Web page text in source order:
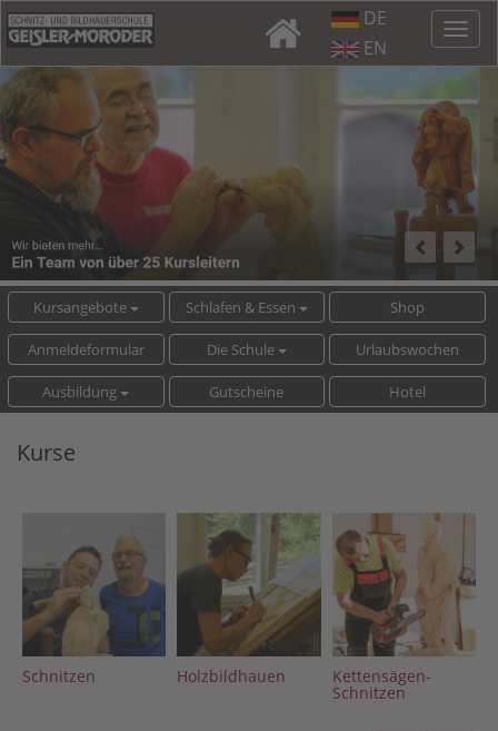
DE
EN
Kursangebote Schlafen & Essen Shop
Anmeldeformular Die Schule Urlaubswochen
Ausbildung Gutscheine Hotel
Kurse
Schnitzen Holzbildhauen Kettensägen-
Schnitzen